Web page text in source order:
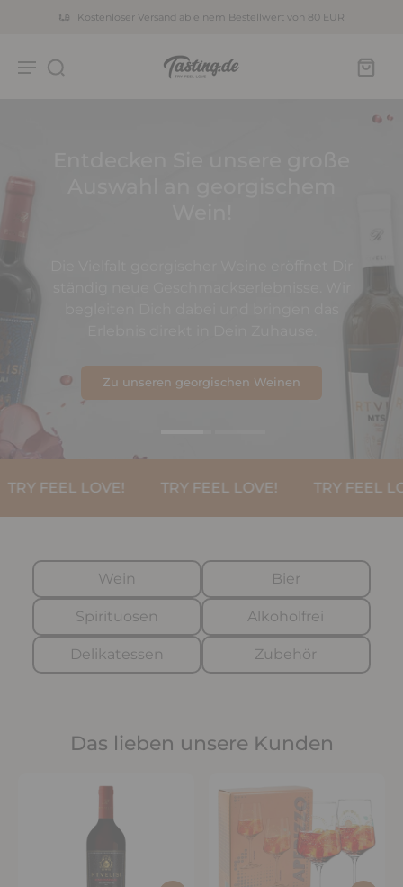
Kostenloser Versand ab einem Bestellwert von 80 EUR
Zu unseren georgischen Weinen
Zu unseren Online-Tastings
FEEL LOVE! TRY FEEL LOVE! TRY FEEL
Wein Bier
Spirituosen Alkoholfrei
Delikatessen Zubehör
Das lieben unsere Kunden